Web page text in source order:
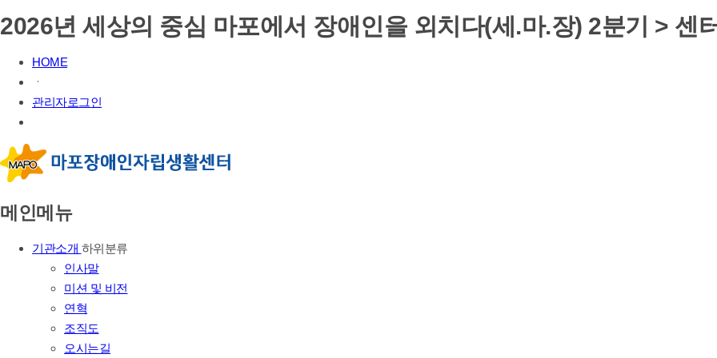
2026년 세상의 중심 마포에서 장애인을 외치다(세.마.장) 2분기 > 센
HOME
ㆍ
관리자로그인
메인메뉴
기관소개 하위분류
인사말
미션 및 비전
연혁
조직도
오시는길